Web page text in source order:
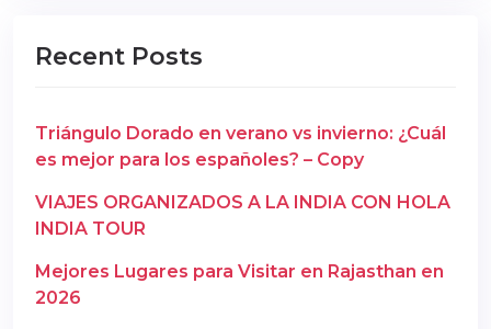
Recent Posts
Triángulo Dorado en verano vs invierno: ¿Cuál
es mejor para los españoles? – Copy
VIAJES ORGANIZADOS A LA INDIA CON HOLA
INDIA TOUR
Mejores Lugares para Visitar en Rajasthan en
2026